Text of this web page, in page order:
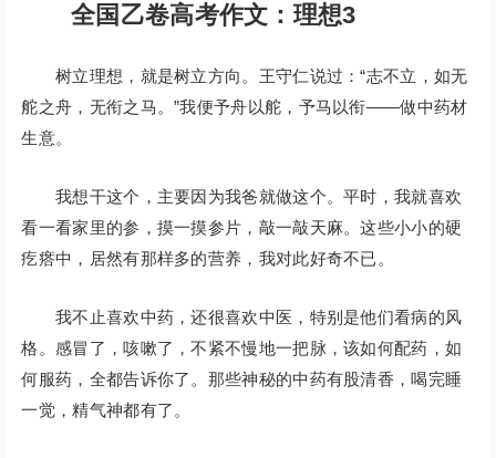
全国乙卷高考作文：理想3
树立理想，就是树立方向。王守仁说过：“志不立，如无
舵之舟，无衔之马。”我便予舟以舵，予马以衔——做中药材
生意。
我想干这个，主要因为我爸就做这个。平时，我就喜欢
看一看家里的参，摸一摸参片，敲一敲天麻。这些小小的硬
疙瘩中，居然有那样多的营养，我对此好奇不已。
我不止喜欢中药，还很喜欢中医，特别是他们看病的风
格。感冒了，咳嗽了，不紧不慢地一把脉，该如何配药，如
何服药，全都告诉你了。那些神秘的中药有股清香，喝完睡
一觉，精气神都有了。